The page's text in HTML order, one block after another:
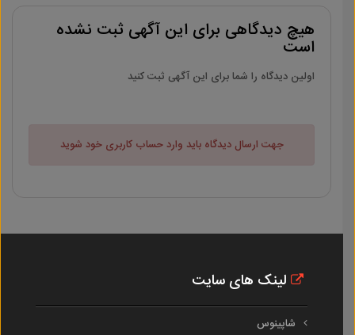
هیچ دیدگاهی برای این آگهی ثبت نشده
است
اولین دیدگاه را شما برای این آگهی ثبت کنید
جهت ارسال دیدگاه باید وارد حساب کاربری خود شوید
لینک های سایت
شاپینوس